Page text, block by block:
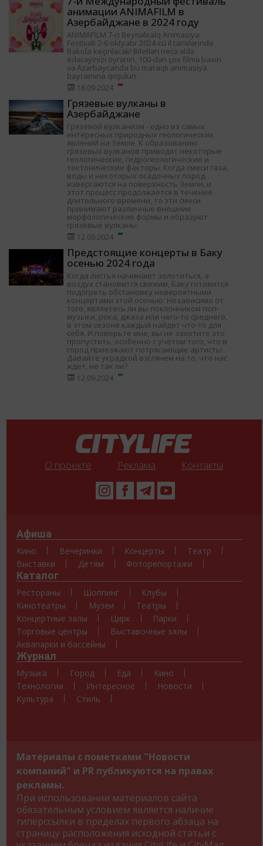
анимации ANIMAFILM в
Азербайджане в 2024 году
ANİMAFİLM 7-ci Beynəlxalq Animasiya
Festivalı 2-6 oktyabr 2024-cü il tarixlərində
Bakıda keçiriləcək! Biletləri necə əldə
edəcəyinizi öyrənin, 100-dən çox filmə baxın
və Azərbaycanda bu maraqlı animasiya
bayramına qoşulun.
18.09.2024
Грязевые вулканы в
Азербайджане
Грязевой вулканизм - одно из самых
интересных природных геологических
явлений на Земле. К образованию
грязевых вулканов приводят некоторые
геологические, гидрогеологические и
тектонические факторы. Когда смеси газа,
воды и некоторых осадочных пород
извергаются на поверхность Земли, и
этот процесс продолжается в течение
длительного времени, то эти смеси
принимают различные внешние
морфологические формы и образуют
грязевые вулканы.
12.09.2024
Предстоящие концерты в Баку
осенью 2024 года
Когда листья начинают золотиться, а
воздух становится свежим, Баку готовится
подогреть обстановку невероятными
концертами этой осенью. Независимо от
того, являетесь ли вы поклонником поп-
музыки, рока, джаза или чего-то среднего,
в этом сезоне каждый найдет что-то для
себя. И поверьте мне, вы не захотите это
пропустить, особенно с учетом того, что в
город приезжают потрясающие артисты.
Давайте украдкой взглянем на то, что нас
ждет, не так ли?
12.09.2024
О проекте Реклама Контакты
Афиша
Кино Вечеринки Концерты
Театр
Выставки
Детям Фоторепортажи
Каталог
Рестораны Шоппинг
Клубы
Кинотеатры
Музеи
Театры
Концертные залы
Цирк
Парки
Торговые центры
Выставочные залы
Аквапарки и бассейны
Журнал
Музыка Город Еда
Кино
Технологии
Интересное
Новости
Культура
Стиль
Материалы с пометками "Новости
компаний" и PR публикуются на правах
рекламы.
При использовании материалов сайта
обязательным условием является наличие
гиперссылки в пределах первого абзаца на
страницу расположения исходной статьи с